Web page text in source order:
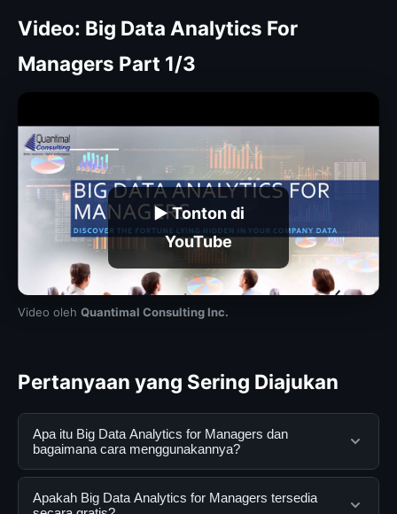
Video: Big Data Analytics For
Managers Part 1/3
▶ Tonton di
YouTube
Video oleh Quantimal Consulting Inc.
Pertanyaan yang Sering Diajukan
Apa itu Big Data Analytics for Managers dan
bagaimana cara menggunakannya?
Big Data Analytics for Managers adalah layanan digital
Apakah Big Data Analytics for Managers tersedia